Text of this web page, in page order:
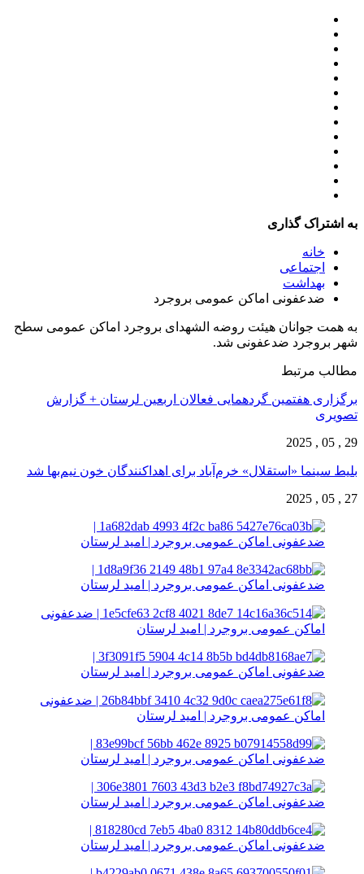
به اشتراک گذاری
خانه
اجتماعی
بهداشت
ضدعفونی اماکن عمومی بروجرد
به همت جوانان هیئت روضه الشهدای بروجرد اماکن عمومی سطح
شهر بروجرد ضدعفونی شد.
مطالب مرتبط
برگزاری هفتمین گردهمایی فعالان اربعین لرستان + گزارش
تصویری
29 , 05 , 2025
بلیط سینما «استقلال» خرم‌آباد برای اهداکنندگان خون نیم‌بها شد
27 , 05 , 2025